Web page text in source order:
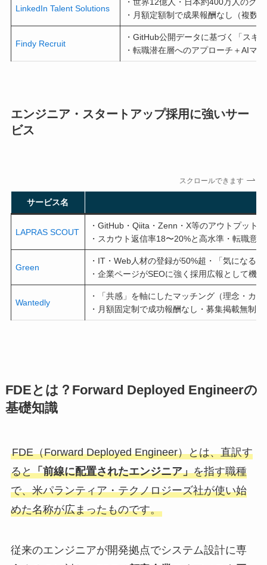
LinkedIn Talent Solutions
・月額定額制で成果報酬なし（複数
Findy Recruit
・GitHub公開データに基づく「スキ
・転職潜在層へのアプローチ＋AIマ
エンジニア・スタートアップ採用に強いサー
ビス
スクロールできます
サービス名
LAPRAS SCOUT
・GitHub・Qiita・Zenn・X等のアウトプット
・スカウト返信率18〜20%と高水準・転職意
Green
・IT・Web人材の登録が50%超・「気になる
・企業ページがSEOに強く採用広報として機能
Wantedly
・「共感」を軸にしたマッチング（理念・カ
・月額固定制で成功報酬なし・募集掲載無制限
FDEとは？Forward Deployed Engineerの
基礎知識
FDE（Forward Deployed Engineer）とは、直訳す
ると「前線に配置されたエンジニア」を指す職種
で、米パランティア・テクノロジーズ社が使い始
めた名称が広まったものです。
従来のエンジニアが開発拠点でシステム設計に専